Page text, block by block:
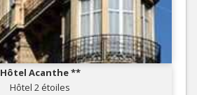
Hôtel Acanthe **
Hôtel 2 étoiles